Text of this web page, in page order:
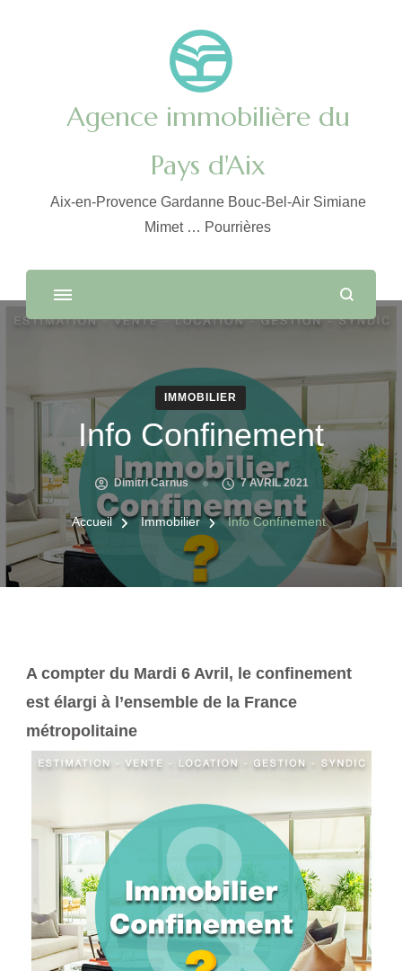
Agence immobilière du
Pays d'Aix
Aix-en-Provence Gardanne Bouc-Bel-Air Simiane
Mimet … Pourrières
IMMOBILIER
Info Confinement
Dimitri Carnus 7 AVRIL 2021
Accueil Immobilier Info Confinement
A compter du Mardi 6 Avril, le confinement
est élargi à l’ensemble de la France
métropolitaine